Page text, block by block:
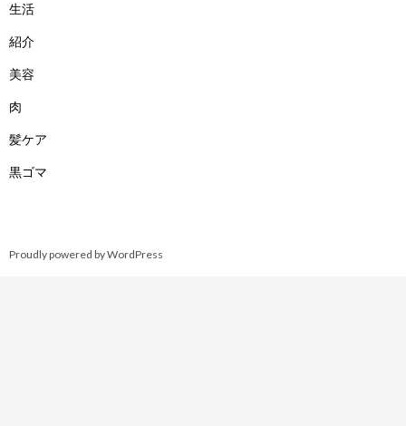
生活
紹介
美容
肉
髪ケア
黒ゴマ
Proudly powered by WordPress